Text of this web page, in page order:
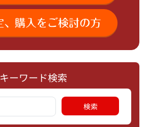
キーワード検索